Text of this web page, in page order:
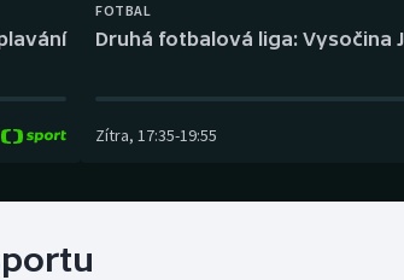
Gymnastika Plážový
FOTBAL
Druhá fotbalová liga: Vysočina
Zítra, 17:35-19:55